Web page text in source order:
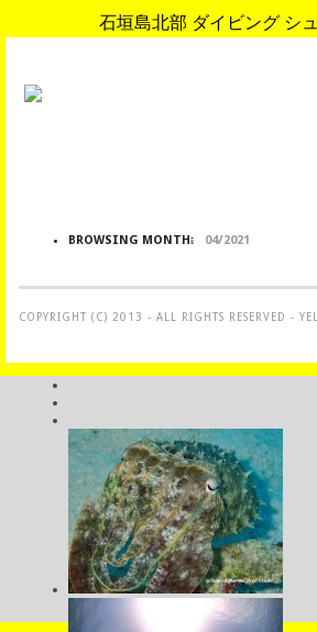
石垣島北部 ダイビング シ
BROWSING MONTH: 04/2021
COPYRIGHT (C) 2013 - ALL RIGHTS RESERVED -